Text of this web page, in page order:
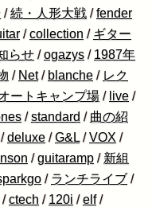
/続・人形大戦 /fender
/collection / ギター
らせ /ogazys / 1987年
/ Net / blanche / レク
ートキャンプ場 / live /
/standard / 曲の紹
/deluxe /G&L /VOX /
/guitaramp / 新組
/ ランチライブ /
/ctech / 120i /elf /